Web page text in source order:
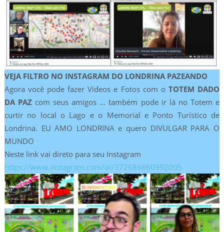
VEJA FILTRO NO INSTAGRAM DO LONDRINA PAZEANDO
Agora você pode fazer Vídeos e Fotos com o TOTEM DADO
DA PAZ com seus amigos … também pode ir lá no Totem e
curtir no local o Lago e o Memorial e Ponto Turístico de
Londrina. EU AMO LONDRINA e quero DIVULGAR PARA O
MUNDO
Neste link vai direto para seu Instagram
https://www.instagram.com/ar/372686660992005